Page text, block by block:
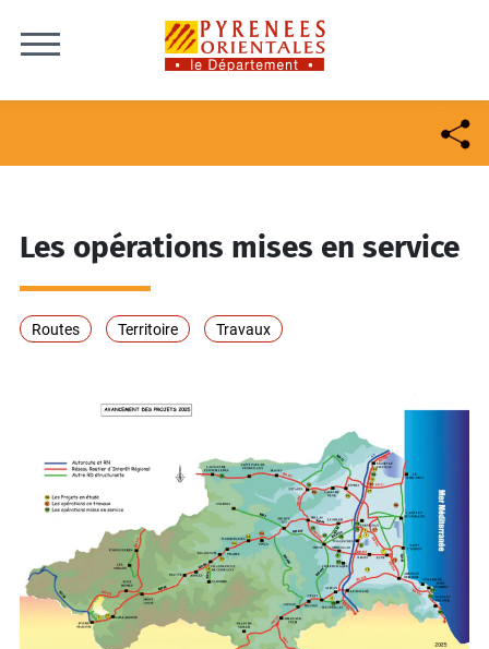
Les opérations mises en service
Routes Territoire Travaux